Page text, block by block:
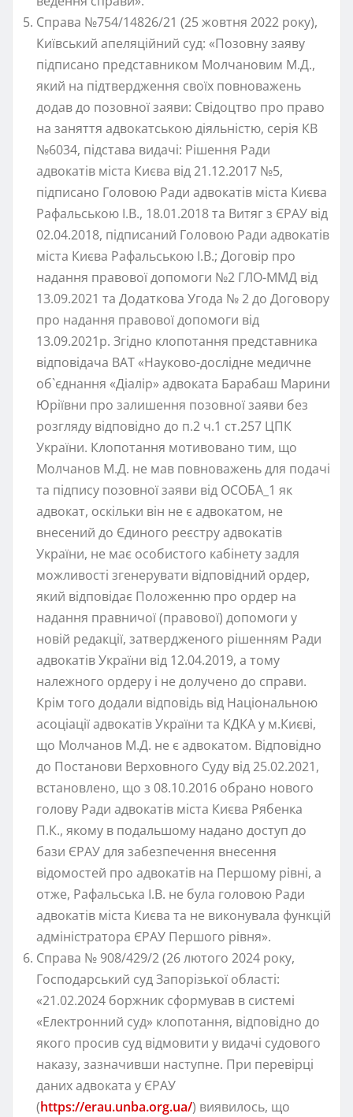
Справа №754/14826/21 (25 жовтня 2022 року),
Київський апеляційний суд: «Позовну заяву
підписано представником Молчановим М.Д.,
який на підтвердження своїх повноважень
додав до позовної заяви: Свідоцтво про право
на заняття адвокатською діяльністю, серія КВ
№6034, підстава видачі: Рішення Ради
адвокатів міста Києва від 21.12.2017 №5,
підписано Головою Ради адвокатів міста Києва
Рафальською І.В., 18.01.2018 та Витяг з ЄРАУ від
02.04.2018, підписаний Головою Ради адвокатів
міста Києва Рафальською І.В.; Договір про
надання правової допомоги №2 ГЛО-ММД від
13.09.2021 та Додаткова Угода № 2 до Договору
про надання правової допомоги від
13.09.2021р. Згідно клопотання представника
відповідача ВАТ «Науково-дослідне медичне
об`єднання «Діалір» адвоката Барабаш Марини
Юріївни про залишення позовної заяви без
розгляду відповідно до п.2 ч.1 ст.257 ЦПК
України. Клопотання мотивовано тим, що
Молчанов М.Д. не мав повноважень для подачі
та підпису позовної заяви від ОСОБА_1 як
адвокат, оскільки він не є адвокатом, не
внесений до Єдиного реєстру адвокатів
України, не має особистого кабінету задля
можливості згенерувати відповідний ордер,
який відповідає Положенню про ордер на
надання правничої (правової) допомоги у
новій редакції, затвердженого рішенням Ради
адвокатів України від 12.04.2019, а тому
належного ордеру і не долучено до справи.
Крім того додали відповідь від Національною
асоціації адвокатів України та КДКА у м.Києві,
що Молчанов М.Д. не є адвокатом. Відповідно
до Постанови Верховного Суду від 25.02.2021,
встановлено, що з 08.10.2016 обрано нового
голову Ради адвокатів міста Києва Рябенка
П.К., якому в подальшому надано доступ до
бази ЄРАУ для забезпечення внесення
відомостей про адвокатів на Першому рівні, а
отже, Рафальська І.В. не була головою Ради
адвокатів міста Києва та не виконувала функцій
адміністратора ЄРАУ Першого рівня».
Справа № 908/429/2 (26 лютого 2024 року,
Господарський суд Запорізької області:
«21.02.2024 боржник сформував в системі
«Електронний суд» клопотання, відповідно до
якого просив суд відмовити у видачі судового
наказу, зазначивши наступне. При перевірці
даних адвоката у ЄРАУ
(https://erau.unba.org.ua/) виявилось, що